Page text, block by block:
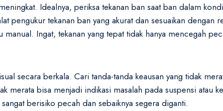
Idealnya, periksa tekanan ban saat ban dalam
pengukur tekanan ban yang akurat dan sesuaikan dengan
Ingat, tekanan yang tepat tidak hanya mencegah
secara berkala. Cari tanda-tanda keausan yang tidak
merata bisa menjadi indikasi masalah pada suspensi atau
berisiko pecah dan sebaiknya segera diganti.